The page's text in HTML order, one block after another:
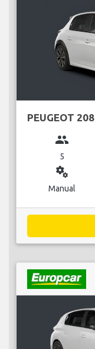
PEUGEOT 208
group
5
miscellaneous_services
Manual